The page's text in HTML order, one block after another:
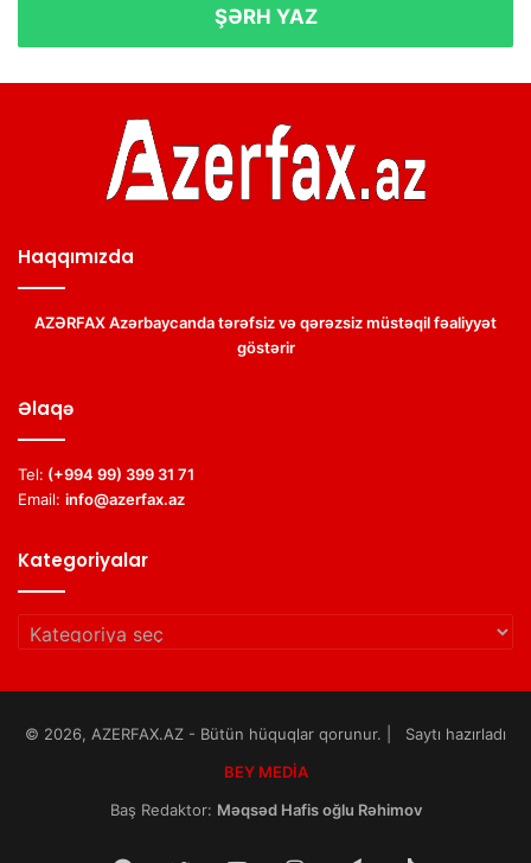
ŞƏRH YAZ
Haqqımızda
AZƏRFAX Azərbaycanda tərəfsiz və qərəzsiz müstəqil fəaliyyət
göstərir
Əlaqə
Tel: (+994 99) 399 31 71
Email: info@azerfax.az
Kategoriyalar
Kategoriyalar
© 2026, AZERFAX.AZ - Bütün hüquqlar qorunur. | Saytı hazırladı
BEY MEDİA
Baş Redaktor: Məqsəd Hafis oğlu Rəhimov